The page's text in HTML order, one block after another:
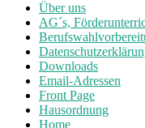
Über uns
AG´s,
Downloads
Email-Adressen
Front Page
Hausordnung
Home